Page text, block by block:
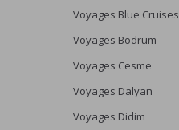
Voyages Blue Cruises
Voyages Bodrum
Voyages Cesme
Voyages Dalyan
Voyages Didim